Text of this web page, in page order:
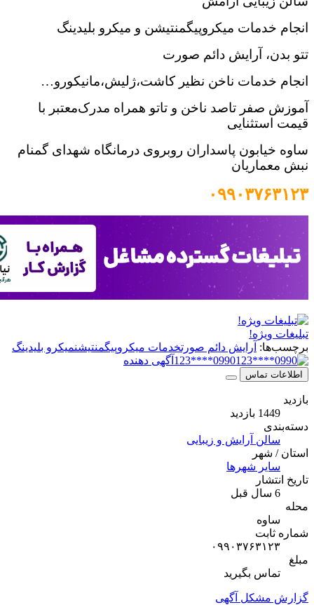
میکروپیگمنتیشن و میکرو بلیدینگ
آرایش دائم صورت
ناخن نظیر کاشت،ژلیش،مانیکورو…
تاصد ناخن و تاتو همراه مدرک‌معتبر با
پاسداران روبروی درمانگاه شهدای گمنام
آرایش دائم صورتخدمات میکروپیگمنتیشنمیکرو بلیدینگ
0990****123
آگهی دهنده
تماس
آرایش و زیبایی
شهرها
بگیرید
آگهی